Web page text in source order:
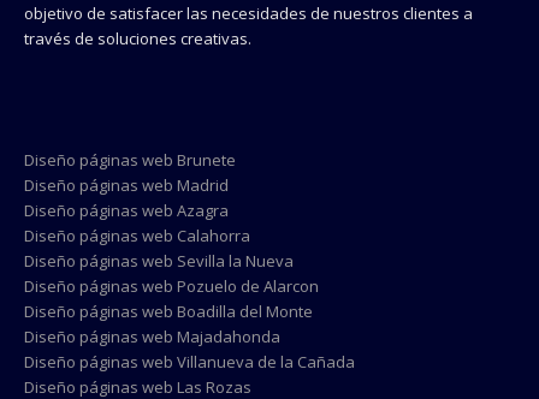
objetivo de satisfacer las necesidades de nuestros clientes a
través de soluciones creativas.
Diseño páginas web Brunete
Diseño páginas web Madrid
Diseño páginas web Azagra
Diseño páginas web Calahorra
Diseño páginas web Sevilla la Nueva
Diseño páginas web Pozuelo de Alarcon
Diseño páginas web Boadilla del Monte
Diseño páginas web Majadahonda
Diseño páginas web Villanueva de la Cañada
Diseño páginas web Las Rozas